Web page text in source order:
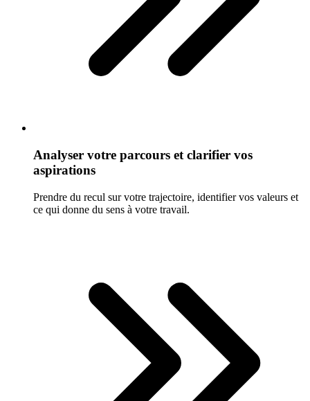
Analyser votre parcours et clarifier vos
aspirations
Prendre du recul sur votre trajectoire, identifier vos valeurs et
ce qui donne du sens à votre travail.